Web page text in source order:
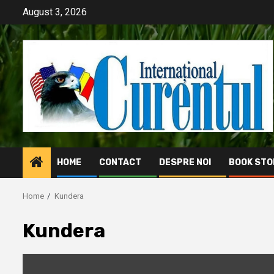
content
August 3, 2026
HOME CONTACT DESPRE NOI BOOK
Home Kundera
Kundera